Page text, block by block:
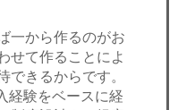
一から作るのがお
せて作ることによ
できるからです。
経験をベースに経